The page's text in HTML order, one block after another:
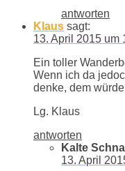
antworten
Klaus sagt:
13. April 2015 um
Ein toller
Wenn ich da
denke, dem
Lg. Klaus
antworten
Kalte
13. April